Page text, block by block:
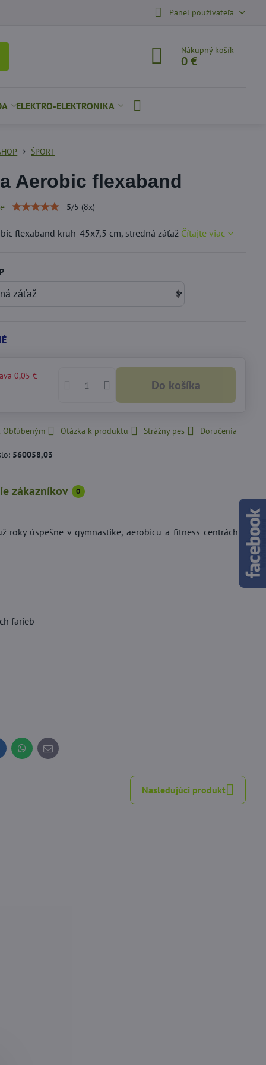
Panel používateľa
Nákupný košík
0 €
ELEKTRO-ELEKTRONIKA
ŠPORT
Aerobic flexaband
5/5 (8x)
flexaband kruh-45x7,5 cm, stredná záťaž Čítajte viac
0,05 €
Do košíka
Obľúbeným Otázka k produktu Strážny pes Doručenia
560058,03
zákazníkov 0
úspešne v gymnastike, aerobicu a fitness centrách k
farieb
WhatsApp
E-
mail
Nasledujúci produkt